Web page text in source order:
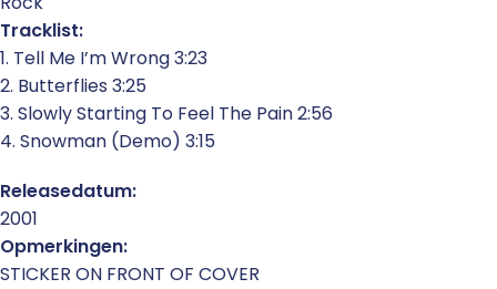
Tracklist:
1. Tell Me I’m Wrong 3:23
2. Butterflies 3:25
3. Slowly Starting To Feel The Pain 2:56
4. Snowman (Demo) 3:15
Releasedatum:
2001
Opmerkingen:
STICKER ON FRONT OF COVER